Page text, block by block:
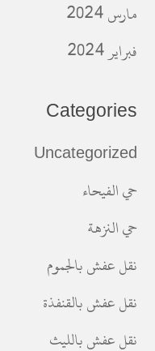
مارس 2024
فبراير 2024
Categories
Uncategorized
حي الفيحاء
حي النزهة
نقل عفش بالجموم
نقل عفش بالقنفذة
نقل عفش بالليث